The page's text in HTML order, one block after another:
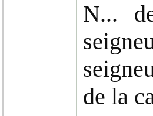
N...
de la